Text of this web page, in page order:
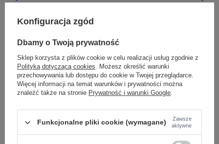
Odzież damska hurtowo online
Internetowa hurtownia damska z plikiem XML/CSV.
Aktualizacja stanów co godzinę.
DROPSHIPPING
Damskie ubrania w dropshippingu
Hurt odzieży damskiej z wysyłką na etykiecie Twojego
sklepu w całej UE. Zero magazynu, zero
Konfiguracja zgód
Dbamy o Twoją prywatność
Sklep korzysta z plików cookie w celu realizacji usług zgodnie z
Polityką dotyczącą cookies. Możesz określić warunki
przechowywania lub dostępu do cookie w Twojej przeglądarce.
Więcej informacji na temat warunków i prywatności można
znaleźć także na stronie Prywatność i warunki Google.
Funkcjonalne pliki cookie (wymagane)
Zawsze
aktywne